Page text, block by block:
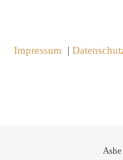
Impressum |